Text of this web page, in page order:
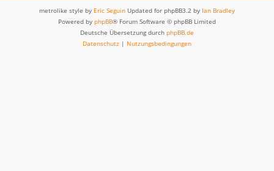
metrolike style by Eric Seguin Updated for phpBB3.2 by Ian Bradley
Powered by phpBB® Forum Software © phpBB Limited
Deutsche Übersetzung durch phpBB.de
Datenschutz | Nutzungsbedingungen